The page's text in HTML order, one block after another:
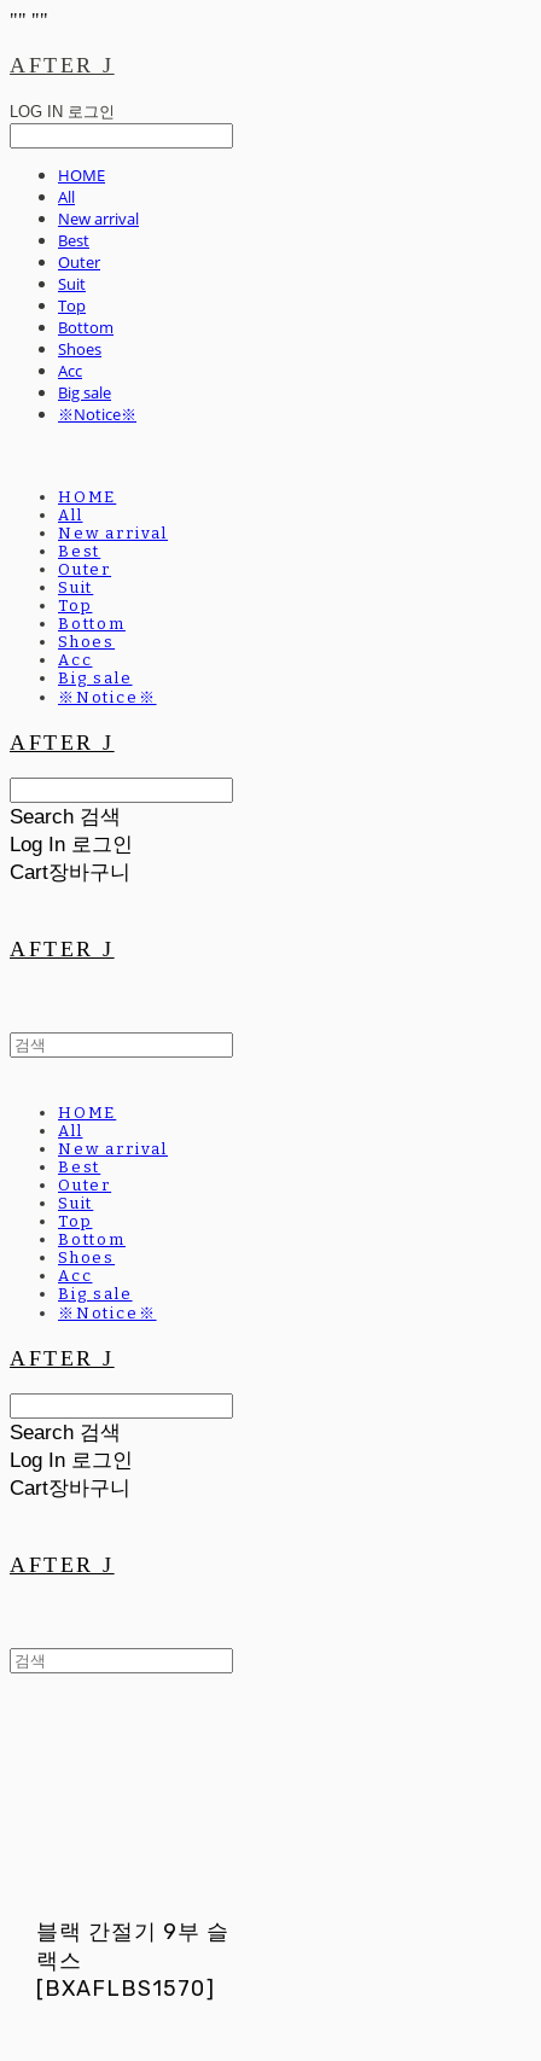
"" ""
AFTER J
LOG IN 로그인
HOME
All
New arrival
Best
Outer
Suit
Top
Bottom
Shoes
Acc
Big sale
※Notice※
HOME
All
New arrival
Best
Outer
Suit
Top
Bottom
Shoes
Acc
Big sale
※Notice※
AFTER J
Search 검색
Log In 로그인
Cart장바구니
AFTER J
HOME
All
New arrival
Best
Outer
Suit
Top
Bottom
Shoes
Acc
Big sale
※Notice※
AFTER J
Search 검색
Log In 로그인
Cart장바구니
AFTER J
블랙 간절기 9부 슬
랙스
[BXAFLBS1570]